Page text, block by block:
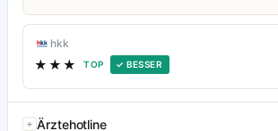
hkk
★★★ TOP ✓ BESSER
Ärztehotline